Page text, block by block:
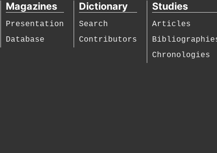
Magazines
Presentation
Database
Dictionary
Search
Contributors
Studies
Articles
Chronologies